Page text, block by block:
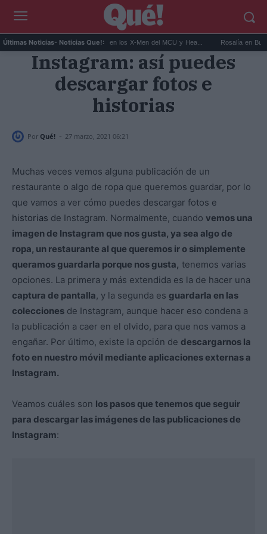
Últimas Noticias- Noticias Que!:
Kit Connor será Cíclope en los X-Men del MCU y Hea... Rosalía en Buenos
Instagram: así puedes
descargar fotos e
historias
Por Qué! - 27 marzo, 2021 06:21
Muchas veces vemos alguna publicación de un
restaurante o algo de ropa que queremos guardar, por lo
que vamos a ver cómo puedes descargar fotos e
historias de Instagram. Normalmente, cuando vemos una
imagen de Instagram que nos gusta, ya sea algo de
ropa, un restaurante al que queremos ir o simplemente
queramos guardarla porque nos gusta, tenemos varias
opciones. La primera y más extendida es la de hacer una
captura de pantalla, y la segunda es guardarla en las
colecciones de Instagram, aunque hacer eso condena a
la publicación a caer en el olvido, para que nos vamos a
engañar. Por último, existe la opción de descargarnos la
foto en nuestro móvil mediante aplicaciones externas a
Instagram.
Veamos cuáles son los pasos que tenemos que seguir
para descargar las imágenes de las publicaciones de
Instagram: